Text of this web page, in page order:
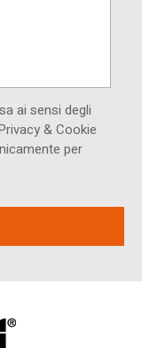
ai ​sensi degli
& Cookie
per